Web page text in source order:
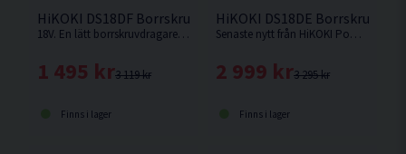
HiKOKI DS18DF Borrskruvdragare 18V (2x2,0Ah) Inkl 31
18V. En lätt borrskruvdragare med enastående balans och manövrerbarhet från HiKOKI.
3 119 kr
1 495 kr
Finns i lager
HiKOKI DS18DE
Senaste nytt från HiKOKI Powertools. Borrskruvdragare med kort maskinkropp och enastående balans med inbyggd säkerhetsfunktion mot "Kick back" Den bästa proffsborrskruvdragaren från HiKOKI !
3 295 kr
2 999 kr
Finns i lager